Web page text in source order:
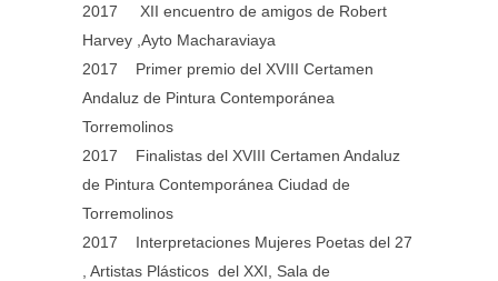
2017 XII encuentro de amigos de Robert
Harvey ,Ayto Macharaviaya
2017 Primer premio del XVIII Certamen
Andaluz de Pintura Contemporánea
Torremolinos
2017 Finalistas del XVIII Certamen Andaluz
de Pintura Contemporánea Ciudad de
Torremolinos
2017 Interpretaciones Mujeres Poetas del 27
, Artistas Plásticos del XXI, Sala de